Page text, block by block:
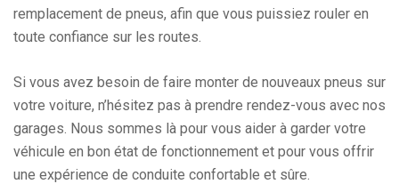
remplacement de pneus, afin que vous puissiez rouler en
toute confiance sur les routes.
Si vous avez besoin de faire monter de nouveaux pneus sur
votre voiture, n’hésitez pas à prendre rendez-vous avec nos
garages. Nous sommes là pour vous aider à garder votre
véhicule en bon état de fonctionnement et pour vous offrir
une expérience de conduite confortable et sûre.